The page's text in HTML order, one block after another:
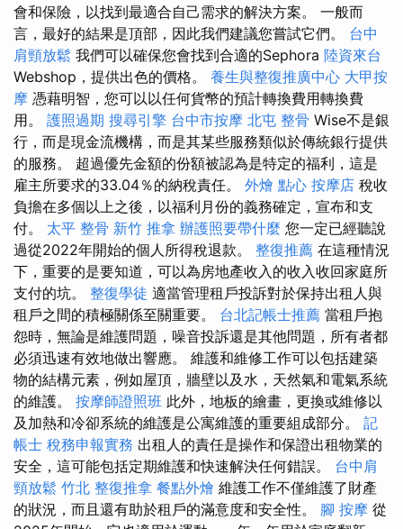
會和保險，以找到最適合自己需求的解決方案。 一般而
言，最好的結果是頂部，因此我們建議您嘗試它們。 台中
肩頸放鬆 我們可以確保您會找到合適的Sephora 陸資來台
Webshop，提供出色的價格。 養生與整復推廣中心 大甲按
摩 憑藉明智，您可以以任何貨幣的預計轉換費用轉換費
用。 護照過期 搜尋引擎 台中市按摩 北屯 整骨 Wise不是銀
行，而是現金流機構，而是其某些服務類似於傳統銀行提供
的服務。 超過優先金額的份額被認為是特定的福利，這是
雇主​​所要求的33.04％的納稅責任。 外燴 點心 按摩店 稅收
負擔在多個以上之後，以福利月份的義務確定，宣布和支
付。 太平 整骨 新竹 推拿 辦護照要帶什麼 您一定已經聽說
過從2022年開始的個人所得稅退款。 整復推薦 在這種情況
下，重要的是要知道，可以為房地產收入的收入收回家庭所
支付的坑。 整復學徒 適當管理租戶投訴對於保持出租人與
租戶之間的積極關係至關重要。 台北記帳士推薦 當租戶抱
怨時，無論是維護問題，噪音投訴還是其他問題，所有者都
必須迅速有效地做出響應。 維護和維修工作可以包括建築
物的結構元素，例如屋頂，牆壁以及水，天然氣和電氣系統
的維護。 按摩師證照班 此外，地板的繪畫，更換或維修以
及加熱和冷卻系統的維護是公寓維護的重要組成部分。 記
帳士 稅務申報實務 出租人的責任是操作和保證出租物業的
安全，這可能包括定期維護和快速解決任何錯誤。 台中肩
頸放鬆 竹北 整復推拿 餐點外燴 維護工作不僅維護了財產
的狀況，而且還有助於租戶的滿意度和安全性。 腳 按摩 從